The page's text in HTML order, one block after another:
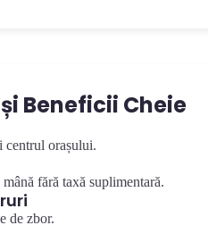
Beneficii Cheie
centrul orașului.
fără taxă suplimentară.
de zbor.